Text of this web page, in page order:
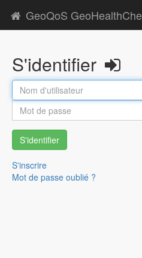
GeoQoS
S'identifier
S'identifier
S'inscrire
Mot de passe oublié ?